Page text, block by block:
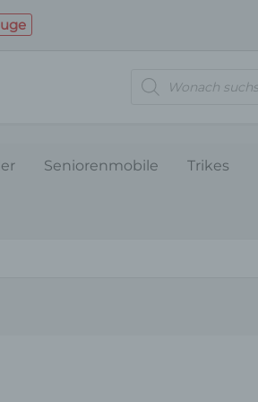
Products
search
Seniorenmobile Trikes